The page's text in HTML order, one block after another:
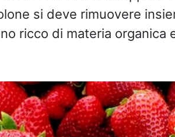
si deve rimuovere
ricco di materia organica